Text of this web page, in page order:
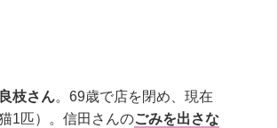
枝さん。69歳で店を閉め、現在
1匹）。信田さんのごみを出さな